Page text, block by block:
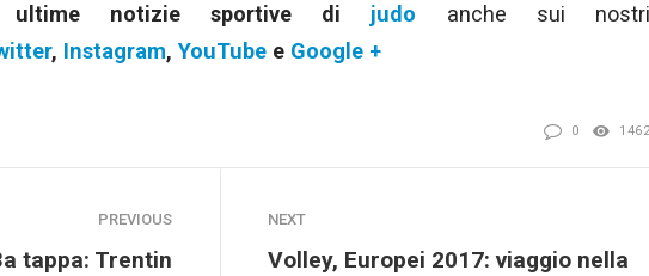
ultime notizie sportive di judo anche sui
, Instagram, YouTube e Google +
0 1462
PREVIOUS
tappa: Trentin
NEXT
Volley, Europei 2017: viaggio nella